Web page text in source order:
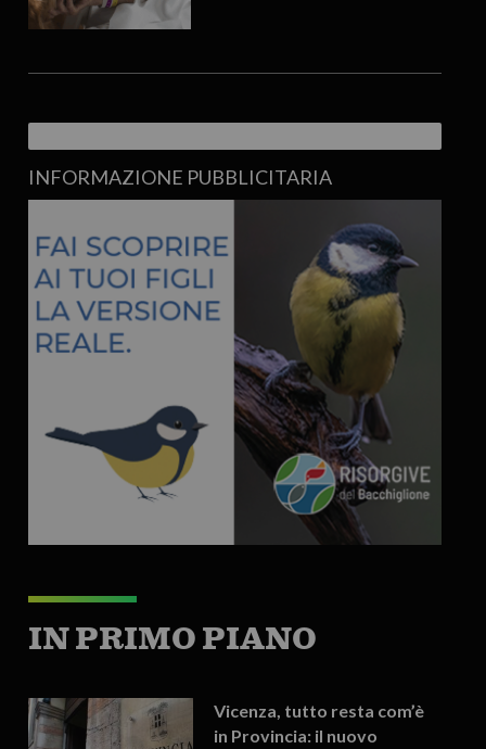
INFORMAZIONE PUBBLICITARIA
IN PRIMO PIANO
Vicenza, tutto resta com’è
in Provincia: il nuovo